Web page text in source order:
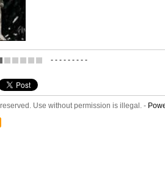
- - - - - - - - -
Use without permission is illegal. -